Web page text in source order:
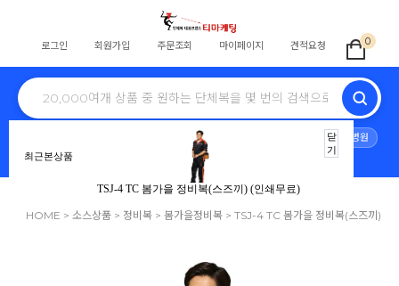
최근본상품
TSJ-4 TC 봄가을 정비복(스즈끼) (인쇄무료)
닫
기
로그인 회원가입 주문조회 마이페이지 견적요청 0
회사단체 동호회
병원
단체바람막이
HOME > 소스상품 > 정비복 > 봄가을정비복 > TSJ-4 TC 봄가을 정비복(스즈끼)